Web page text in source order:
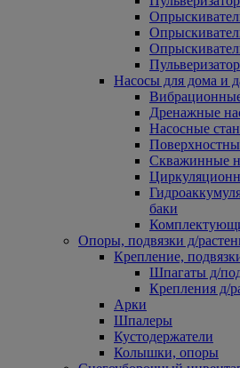
Насосы для дома и
Дренажные
Насосные
Скважинные
баки
Опоры, подвязки д/
Крепление,
Шпагаты д/
Крепления д/
Арки
Шпалеры
Кустодержатели
Колышки, опоры